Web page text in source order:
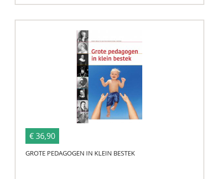
€ 36,90
GROTE PEDAGOGEN IN KLEIN BESTEK